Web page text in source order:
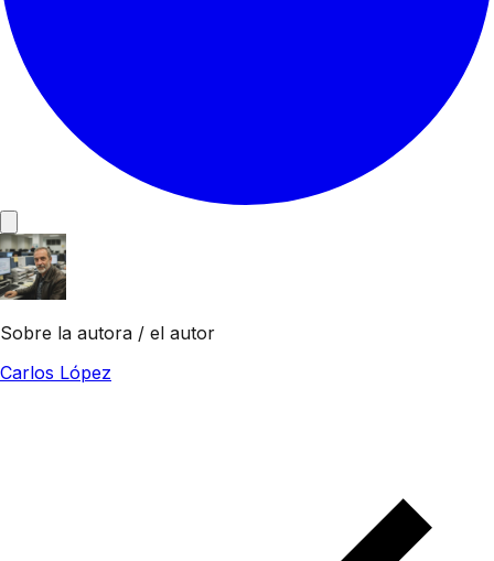
Sobre la autora / el autor
Carlos López